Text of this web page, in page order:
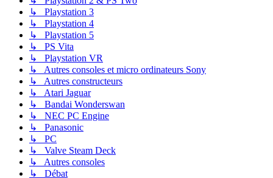
↳ Playstation 3
↳ Playstation 4
↳ Playstation 5
↳ PS Vita
↳ Playstation VR
↳ Autres consoles et micro ordinateurs Sony
↳ Autres constructeurs
↳ Atari Jaguar
↳ Bandai Wonderswan
↳ NEC PC Engine
↳ Panasonic
↳ PC
↳ Valve Steam Deck
↳ Autres consoles
↳ Débat